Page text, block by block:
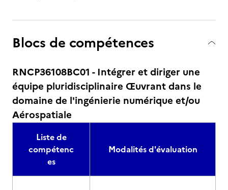
Blocs de compétences
RNCP36108BC01 - Intégrer et diriger une
équipe pluridisciplinaire Œuvrant dans le
domaine de l'ingénierie numérique et/ou
Aérospatiale
Liste de
compétenc
es
Modalités d'évaluation